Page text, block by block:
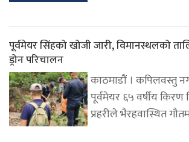
पूर्वमेयर सिंहको खोजी जारी, विमानस्थलको
ड्रोन परिचालन
काठमाडौं । कपिलवस्तु
पूर्वमेयर ६५ वर्षीय किरण
प्रहरीले भैरहवास्थित